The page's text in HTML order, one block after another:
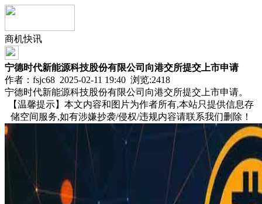
商机快讯
宁德时代新能源科技股份有限公司向港交所提交上市申请
作者：fsjc68 2025-02-11 19:40 浏览:2418
宁德时代新能源科技股份有限公司向港交所提交上市申请。
【温馨提示】本文内容和图片为作者所有,本站只提供信息存
储空间服务,如有涉嫌抄袭/侵权/违规内容请联系我们删除！